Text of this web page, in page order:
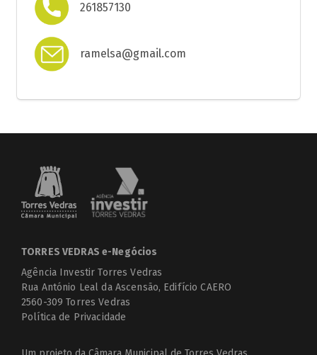
261857130
ramelsa@gmail.com
TORRES VEDRAS e-Negócios
Agência Investir Torres Vedras
Rua António Leal da Ascensão, Edifício CAERO
2560-309 Torres Vedras
Política de Privacidade